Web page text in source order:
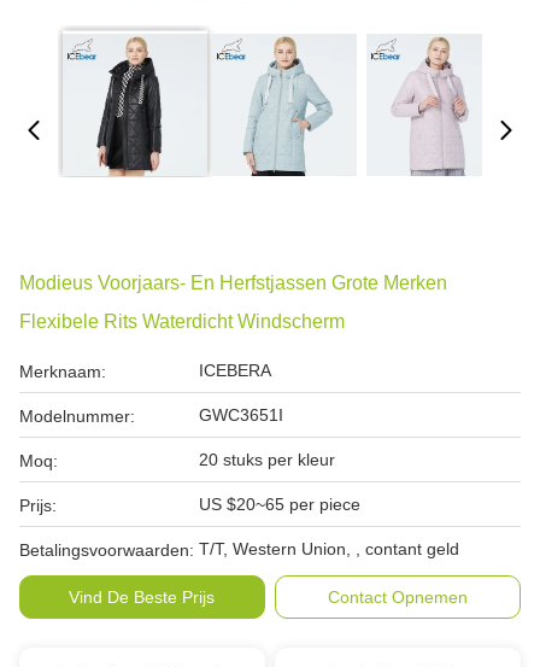
Modieus Voorjaars- En Herfstjassen Grote Merken
Flexibele Rits Waterdicht Windscherm
Merknaam: ICEBERA
Modelnummer: GWC3651I
Moq: 20 stuks per kleur
Prijs: US $20~65 per piece
Betalingsvoorwaarden: T/T, Western Union, , contant geld
Vind De Beste Prijs Contact Opnemen